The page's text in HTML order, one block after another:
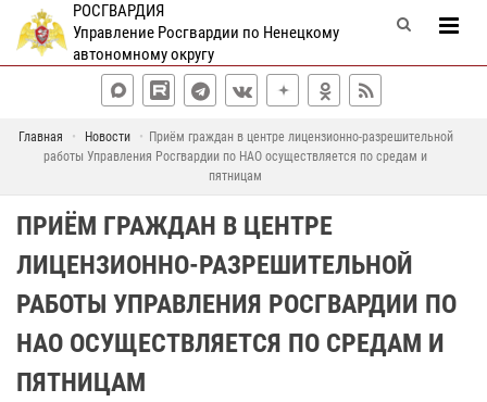
РОСГВАРДИЯ
Управление Росгвардии по Ненецкому
автономному округу
Главная Новости
Приём граждан в центре лицензионно-разрешительной
работы Управления Росгвардии по НАО осуществляется по средам и
пятницам
ПРИЁМ ГРАЖДАН В ЦЕНТРЕ
ЛИЦЕНЗИОННО-РАЗРЕШИТЕЛЬНОЙ
РАБОТЫ УПРАВЛЕНИЯ РОСГВАРДИИ ПО
НАО ОСУЩЕСТВЛЯЕТСЯ ПО СРЕДАМ И
ПЯТНИЦАМ